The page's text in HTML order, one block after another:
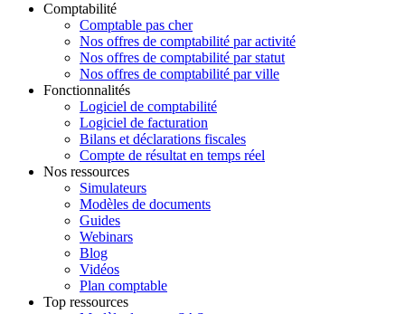
Comptabilité
Comptable pas cher
Nos offres de comptabilité par activité
Nos offres de comptabilité par statut
Nos offres de comptabilité par ville
Fonctionnalités
Logiciel de comptabilité
Logiciel de facturation
Bilans et déclarations fiscales
Compte de résultat en temps réel
Nos ressources
Simulateurs
Modèles de documents
Guides
Webinars
Blog
Vidéos
Plan comptable
Top ressources